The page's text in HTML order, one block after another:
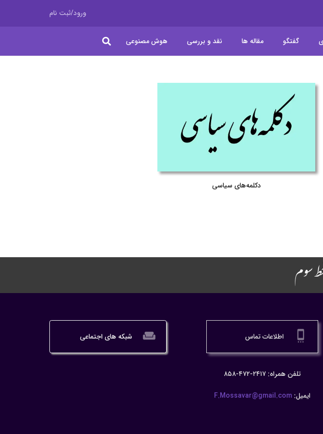
ورود/ثبت نام
گفتگو مقاله ها نقد و بررسی هوش مصنوعی
دکلمه‌های سیاسی
سوم
settings_cell اطلاعات تماس
تلفن همراه: ۲۴۱۷-۴۷۲-۸۵۸
ایمیل:F.Mossavar@gmail.com
weekend شبکه های اجتماعی